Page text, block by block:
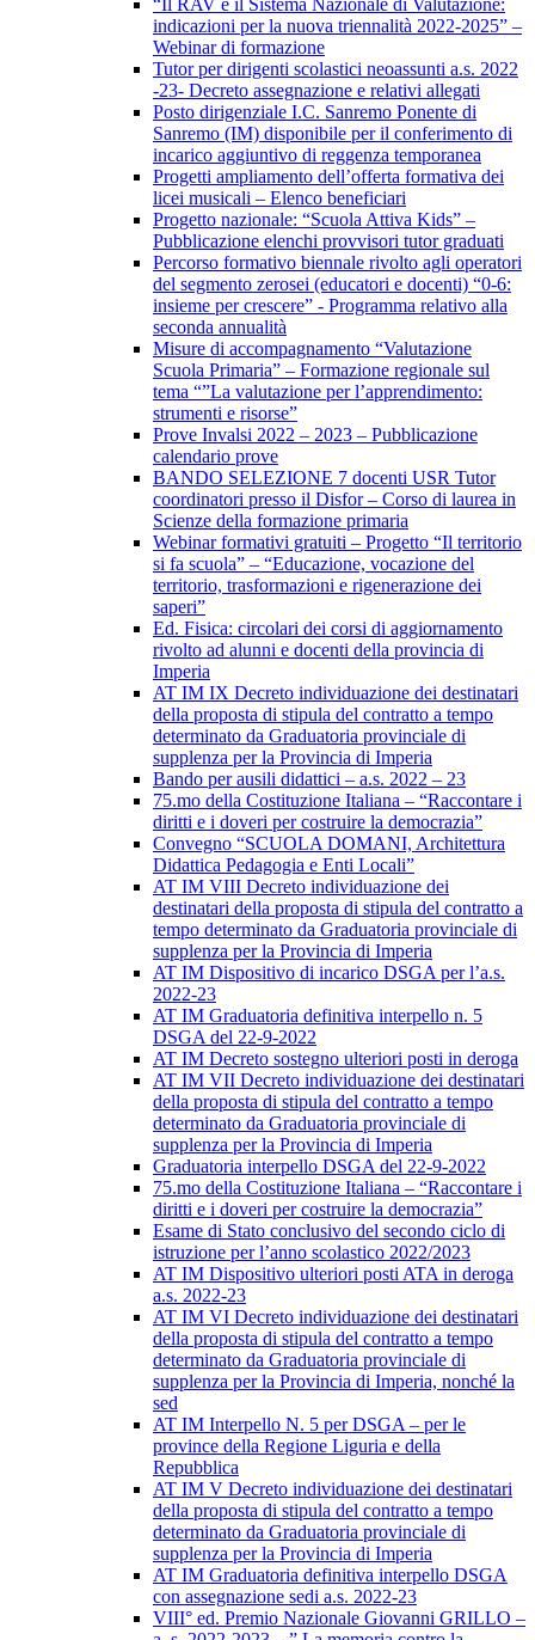
“Il RAV e il Sistema Nazionale di Valutazione:
indicazioni per la nuova triennalità 2022-2025” –
Webinar di formazione
Tutor per dirigenti scolastici neoassunti a.s. 2022
-23- Decreto assegnazione e relativi allegati
Posto dirigenziale I.C. Sanremo Ponente di
Sanremo (IM) disponibile per il conferimento di
incarico aggiuntivo di reggenza temporanea
Progetti ampliamento dell’offerta formativa dei
licei musicali – Elenco beneficiari
Progetto nazionale: “Scuola Attiva Kids” –
Pubblicazione elenchi provvisori tutor graduati
Percorso formativo biennale rivolto agli operatori
del segmento zerosei (educatori e docenti) “0-6:
insieme per crescere” - Programma relativo alla
seconda annualità
Misure di accompagnamento “Valutazione
Scuola Primaria” – Formazione regionale sul
tema “”La valutazione per l’apprendimento:
strumenti e risorse”
Prove Invalsi 2022 – 2023 – Pubblicazione
calendario prove
BANDO SELEZIONE 7 docenti USR Tutor
coordinatori presso il Disfor – Corso di laurea in
Scienze della formazione primaria
Webinar formativi gratuiti – Progetto “Il territorio
si fa scuola” – “Educazione, vocazione del
territorio, trasformazioni e rigenerazione dei
saperi”
Ed. Fisica: circolari dei corsi di aggiornamento
rivolto ad alunni e docenti della provincia di
Imperia
AT IM IX Decreto individuazione dei destinatari
della proposta di stipula del contratto a tempo
determinato da Graduatoria provinciale di
supplenza per la Provincia di Imperia
Bando per ausili didattici – a.s. 2022 – 23
75.mo della Costituzione Italiana – “Raccontare i
diritti e i doveri per costruire la democrazia”
Convegno “SCUOLA DOMANI, Architettura
Didattica Pedagogia e Enti Locali”
AT IM VIII Decreto individuazione dei
destinatari della proposta di stipula del contratto a
tempo determinato da Graduatoria provinciale di
supplenza per la Provincia di Imperia
AT IM Dispositivo di incarico DSGA per l’a.s.
2022-23
AT IM Graduatoria definitiva interpello n. 5
DSGA del 22-9-2022
AT IM Decreto sostegno ulteriori posti in deroga
AT IM VII Decreto individuazione dei destinatari
della proposta di stipula del contratto a tempo
determinato da Graduatoria provinciale di
supplenza per la Provincia di Imperia
Graduatoria interpello DSGA del 22-9-2022
75.mo della Costituzione Italiana – “Raccontare i
diritti e i doveri per costruire la democrazia”
Esame di Stato conclusivo del secondo ciclo di
istruzione per l’anno scolastico 2022/2023
AT IM Dispositivo ulteriori posti ATA in deroga
a.s. 2022-23
AT IM VI Decreto individuazione dei destinatari
della proposta di stipula del contratto a tempo
determinato da Graduatoria provinciale di
supplenza per la Provincia di Imperia, nonché la
sed
AT IM Interpello N. 5 per DSGA – per le
province della Regione Liguria e della
Repubblica
AT IM V Decreto individuazione dei destinatari
della proposta di stipula del contratto a tempo
determinato da Graduatoria provinciale di
supplenza per la Provincia di Imperia
AT IM Graduatoria definitiva interpello DSGA
con assegnazione sedi a.s. 2022-23
VIII° ed. Premio Nazionale Giovanni GRILLO –